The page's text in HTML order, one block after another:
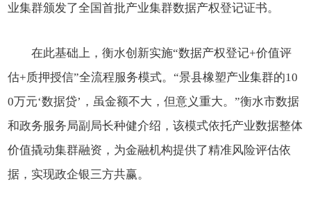
业集群颁发了全国首批产业集群数据产权登记证书。
在此基础上，衡水创新实施“数据产权登记+价值评
估+质押授信”全流程服务模式。“景县橡塑产业集群的10
0万元‘数据贷’，虽金额不大，但意义重大。”衡水市数据
和政务服务局副局长种健介绍，该模式依托产业数据整体
价值撬动集群融资，为金融机构提供了精准风险评估依
据，实现政企银三方共赢。